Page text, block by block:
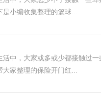
小编收集整理的篮球...
中，大家或多或少都接触过
家整理的保险开门红...